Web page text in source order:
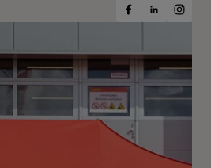
Share
Facebook
Share
LinkedIn
Share